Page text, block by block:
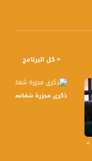
< كل البرنامج
ذكرى مجزرة شفاعمرو وتفاعل
، قناة مساواة الفضائية